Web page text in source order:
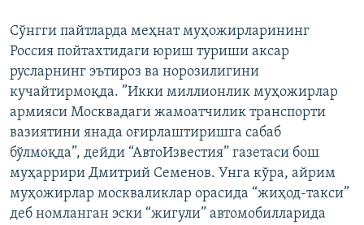
Сўнгги пайтларда меҳнат муҳожирларининг
Россия пойтахтидаги юриш туриши аксар
русларнинг эътироз ва норозилигини
кучайтирмоқда. ”Икки миллионлик муҳожирлар
армияси Москвадаги жамоатчилик транспорти
вазиятини янада оғирлаштиришга сабаб
бўлмоқда”, дейди “АвтоИзвестия” газетаси бош
муҳаррири Дмитрий Семенов. Унга кўра, айрим
муҳожирлар москваликлар орасида “жиҳод-такси”
деб номланган эски “жигули” автомобилларида